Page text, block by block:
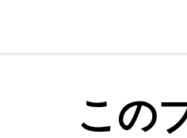
この